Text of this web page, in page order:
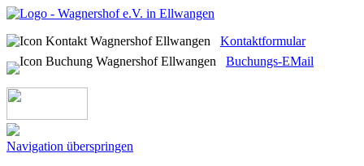
Kontaktformular
Buchungs-EMail
Navigation überspringen